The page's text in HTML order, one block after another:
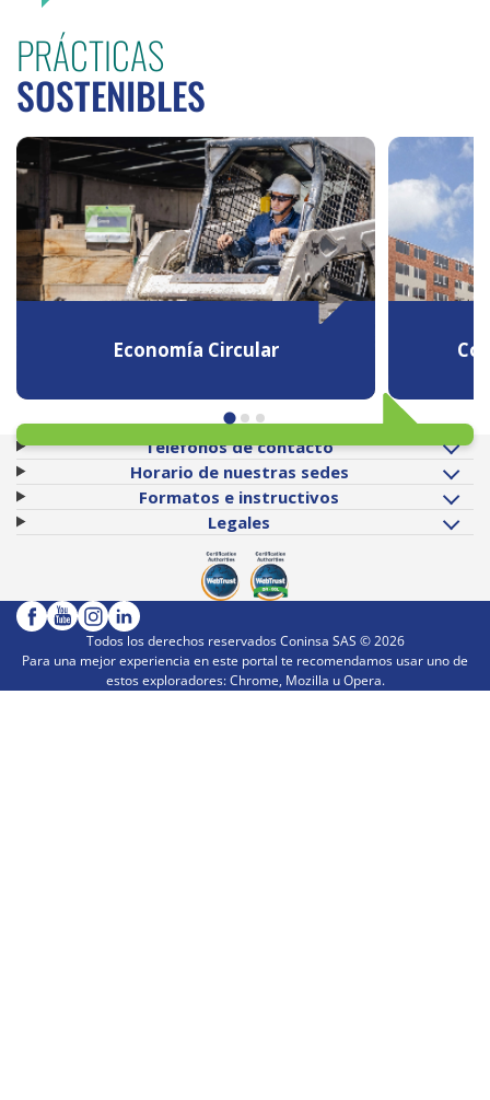
PRÁCTICAS
SOSTENIBLES
Economía Circular
Teléfonos de contacto
Horario de nuestras sedes
Formatos e instructivos
Legales
Todos los derechos reservados Coninsa SAS ©2026
Para una mejor experiencia en este portal te recomendamos usar uno de
estos exploradores: Chrome, Mozilla u Opera.